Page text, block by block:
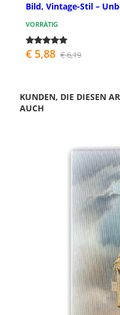
Bild, Vintage-Stil –
VORRÄTIG
€ 5,88 € 6,19
KUNDEN, DIE DIESEN
AUCH